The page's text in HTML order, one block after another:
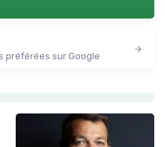
préférées sur Google